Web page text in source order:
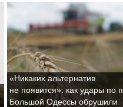
«Никаких альтернатив
не появится»: как удары по
Большой Одессы обрушили